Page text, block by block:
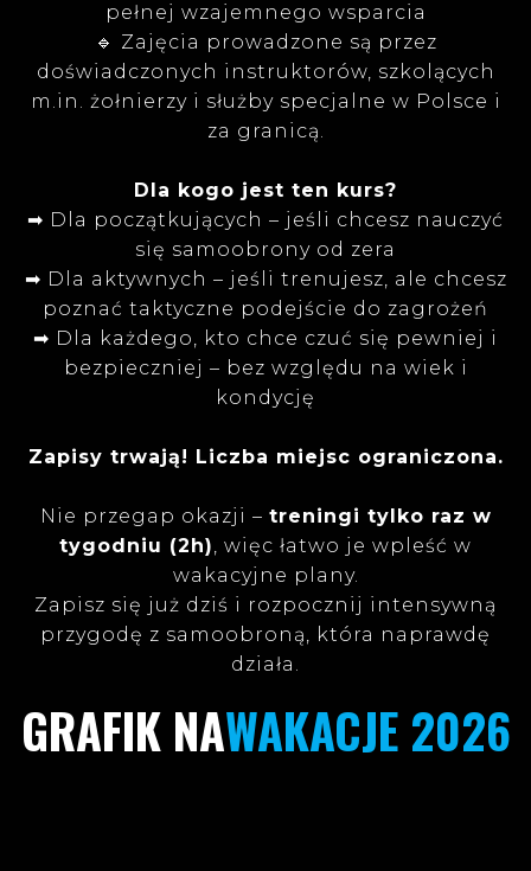
pełnej wzajemnego wsparcia
🔹 Zajęcia prowadzone są przez
doświadczonych instruktorów, szkolących
m.in. żołnierzy i służby specjalne w Polsce i
za granicą.
Dla kogo jest ten kurs?
➡ Dla początkujących – jeśli chcesz nauczyć
się samoobrony od zera
➡ Dla aktywnych – jeśli trenujesz, ale chcesz
poznać taktyczne podejście do zagrożeń
➡ Dla każdego, kto chce czuć się pewniej i
bezpieczniej – bez względu na wiek i
kondycję
Zapisy trwają! Liczba miejsc ograniczona.
Nie przegap okazji – treningi tylko raz w
tygodniu (2h), więc łatwo je wpleść w
wakacyjne plany.
Zapisz się już dziś i rozpocznij intensywną
przygodę z samoobroną, która naprawdę
działa.
GRAFIK NAWAKACJE 2026